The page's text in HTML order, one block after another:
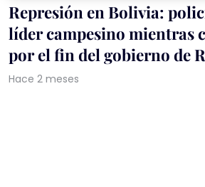
Represión en Bolivia:
líder campesino mientras
por el fin del gobierno de
Hace 2 meses